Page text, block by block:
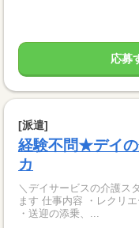
応募
[派遣]
経験不問★デイ
カ
＼デイサービスの介護ス
ます 仕事内容 ・レクリ
・送迎の添乗、...